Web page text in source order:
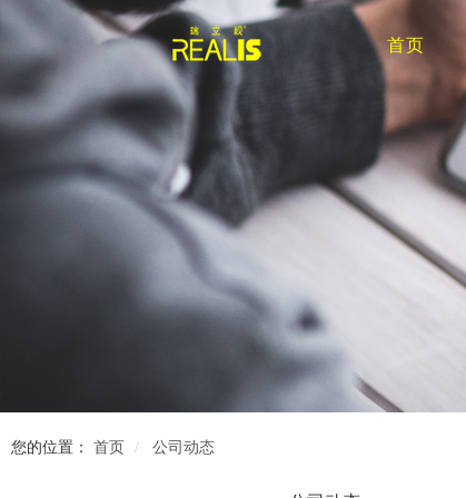
首页
您的位置： 首页 公司动态